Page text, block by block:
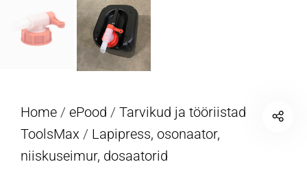
Home / ePood / Tarvikud ja tööriistad
ToolsMax / Lapipress, osonaator,
niiskuseimur, dosaatorid